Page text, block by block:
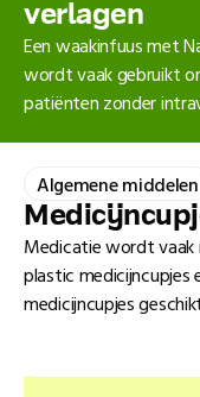
verlagen
Een waakinfuus met
wordt vaak gebruikt
patiënten zonder
ingezet of
worden. Dit is
Algemene middelen
Medicatie wordt vaak
plastic medicijncupjes
medicijncupjes